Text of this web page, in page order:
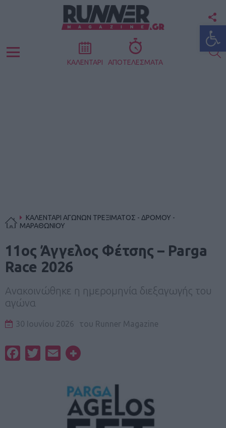
Menu ΚΑΛΕΝΤΑΡΙ ΑΠΟΤΕΛΕΣΜΑΤΑ
ΚΑΛΕΝΤΑΡΙ ΑΓΩΝΩΝ ΤΡΕΞΙΜΑΤΟΣ - ΔΡΟΜΟΥ -
ΜΑΡΑΘΩΝΙΟΥ
11ος Άγγελος Φέτσης – Parga
Race 2026
Ανακοινώθηκε η ημερομηνία διεξαγωγής του
αγώνα
30 Ιουνίου 2026 του Runner Magazine
FacebookTwitterEmail